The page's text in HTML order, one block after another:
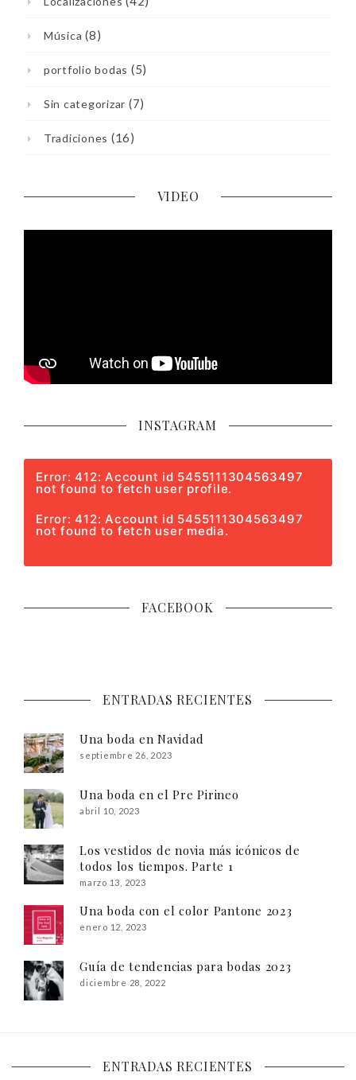
Música (8)
portfolio bodas (5)
Sin categorizar (7)
Tradiciones (16)
VIDEO
INSTAGRAM
Error: 412: Account id 5455111304563497
not found to fetch user profile.
Error: 412: Account id 5455111304563497
not found to fetch user media.
FACEBOOK
ENTRADAS RECIENTES
Una boda en Navidad
septiembre 26, 2023
Una boda en el Pre Pirineo
abril 10, 2023
Los vestidos de novia más icónicos de
todos los tiempos. Parte 1
marzo 13, 2023
Una boda con el color Pantone 2023
enero 12, 2023
Guía de tendencias para bodas 2023
diciembre 28, 2022
ENTRADAS RECIENTES